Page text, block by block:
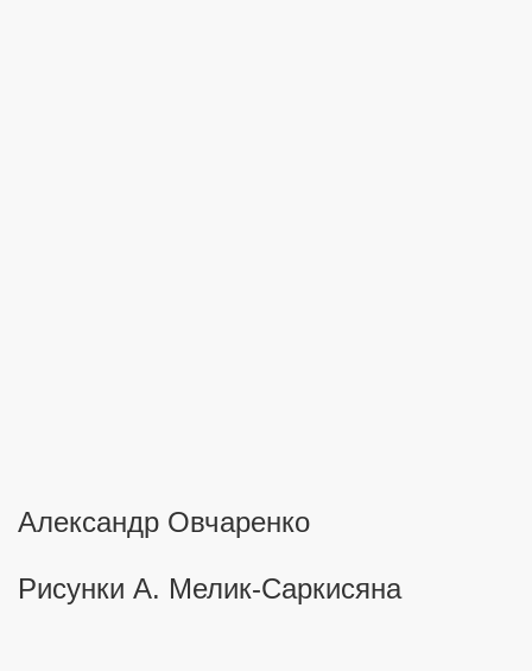
Александр Овчаренко
Рисунки А. Мелик-Саркисяна